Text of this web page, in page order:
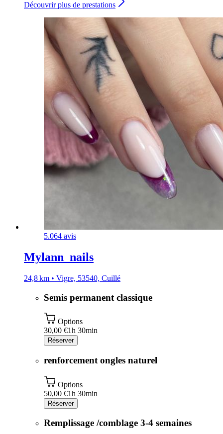
Découvrir plus de prestations
5.064 avis
Mylann_nails
24,8 km • Vigre, 53540, Cuillé
Semis permanent classique
Options
30,00 €1h 30min
Réserver
renforcement ongles naturel
Options
50,00 €1h 30min
Réserver
Remplissage /comblage 3-4 semaines